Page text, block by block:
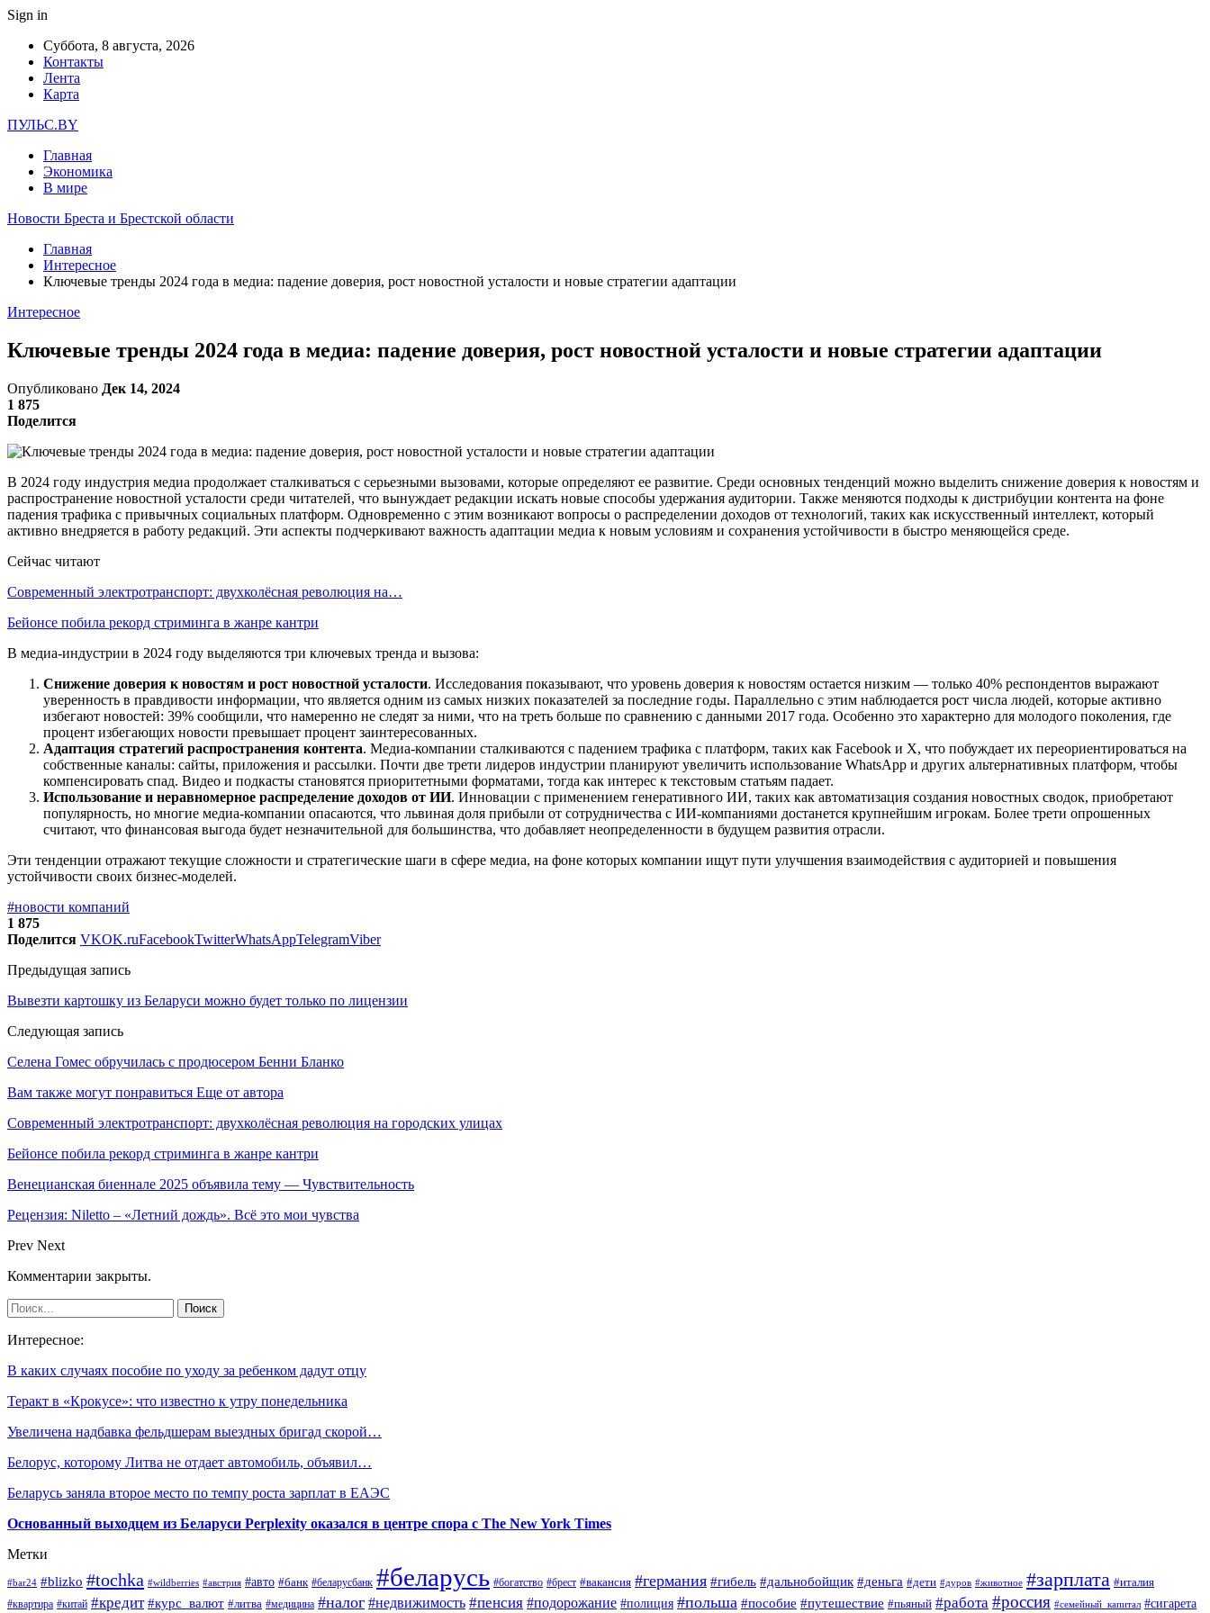
Sign in
Суббота, 8 августа, 2026
Контакты
Лента
Карта
ПУЛЬС.BY
Главная
Экономика
В мире
Новости Бреста и Брестской области
Главная
Интересное
Ключевые тренды 2024 года в медиа: падение доверия, рост новостной усталости и новые стратегии адаптации
Интересное
Ключевые тренды 2024 года в медиа: падение доверия, рост новостной усталости и новые стратегии адаптации
Опубликовано Дек 14, 2024
1 875
Поделится
В 2024 году индустрия медиа продолжает сталкиваться с серьезными вызовами, которые определяют ее развитие. Среди основных тенденций можно выделить снижение доверия к новостям и
распространение новостной усталости среди читателей, что вынуждает редакции искать новые способы удержания аудитории. Также меняются подходы к дистрибуции контента на фоне
падения трафика с привычных социальных платформ. Одновременно с этим возникают вопросы о распределении доходов от технологий, таких как искусственный интеллект, который
активно внедряется в работу редакций. Эти аспекты подчеркивают важность адаптации медиа к новым условиям и сохранения устойчивости в быстро меняющейся среде.
Сейчас читают
Современный электротранспорт: двухколёсная революция на…
Бейонсе побила рекорд стриминга в жанре кантри
В медиа-индустрии в 2024 году выделяются три ключевых тренда и вызова:
Снижение доверия к новостям и рост новостной усталости. Исследования показывают, что уровень доверия к новостям остается низким — только 40% респондентов выражают
уверенность в правдивости информации, что является одним из самых низких показателей за последние годы. Параллельно с этим наблюдается рост числа людей, которые активно
избегают новостей: 39% сообщили, что намеренно не следят за ними, что на треть больше по сравнению с данными 2017 года. Особенно это характерно для молодого поколения, где
процент избегающих новости превышает процент заинтересованных.
Адаптация стратегий распространения контента. Медиа-компании сталкиваются с падением трафика с платформ, таких как Facebook и X, что побуждает их переориентироваться на
собственные каналы: сайты, приложения и рассылки. Почти две трети лидеров индустрии планируют увеличить использование WhatsApp и других альтернативных платформ, чтобы
компенсировать спад. Видео и подкасты становятся приоритетными форматами, тогда как интерес к текстовым статьям падает.
Использование и неравномерное распределение доходов от ИИ. Инновации с применением генеративного ИИ, таких как автоматизация создания новостных сводок, приобретают
популярность, но многие медиа-компании опасаются, что львиная доля прибыли от сотрудничества с ИИ-компаниями достанется крупнейшим игрокам. Более трети опрошенных
считают, что финансовая выгода будет незначительной для большинства, что добавляет неопределенности в будущем развития отрасли​.
Эти тенденции отражают текущие сложности и стратегические шаги в сфере медиа, на фоне которых компании ищут пути улучшения взаимодействия с аудиторией и повышения
устойчивости своих бизнес-моделей.
#новости компаний
1 875
Поделится VKOK.ruFacebookTwitterWhatsAppTelegramViber
Предыдущая запись
Вывезти картошку из Беларуси можно будет только по лицензии
Следующая запись
Селена Гомес обручилась с продюсером Бенни Бланко
Вам также могут понравиться Еще от автора
Современный электротранспорт: двухколёсная революция на городских улицах
Бейонсе побила рекорд стриминга в жанре кантри
Венецианская биеннале 2025 объявила тему — Чувствительность
Рецензия: Niletto – «Летний дождь». Всё это мои чувства
Prev Next
Комментарии закрыты.
Интересное:
В каких случаях пособие по уходу за ребенком дадут отцу
Теракт в «Крокусе»: что известно к утру понедельника
Увеличена надбавка фельдшерам выездных бригад скорой…
Белорус, которому Литва не отдает автомобиль, объявил…
Беларусь заняла второе место по темпу роста зарплат в ЕАЭС
Основанный выходцем из Беларуси Perplexity оказался в центре спора с The New York Times
Метки
#bar24 #blizko #tochka #wildberries #австрия #авто #банк #беларусбанк #беларусь #богатство #брест #вакансия #германия #гибель #дальнобойщик #деньга #дети #дуров #животное #зарплата #италия
#квартира #китай #кредит #курс_валют #литва #медицина #налог #недвижимость #пенсия #подорожание #полиция #польша #пособие #путешествие #пьяный #работа #россия #семейный_капитал #сигарета